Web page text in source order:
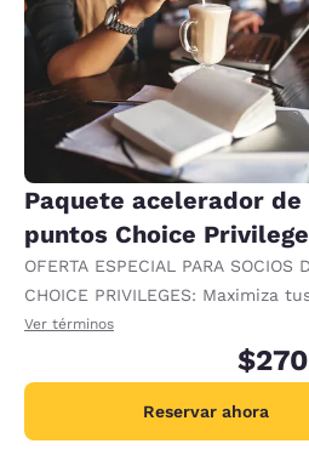
Paquete acelerador de
puntos Choice
OFERTA ESPECIAL PARA SOCIOS
CHOICE PRIVILEGES: Maximiza
recompensas al recibir 1000
Ver términos
$270
Reservar ahora